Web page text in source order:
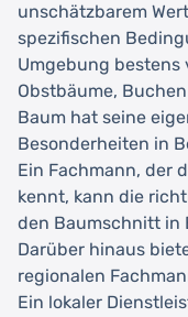
unschätzbarem
spezifischen
Umgebung bestens
Obstbäume,
Baum hat seine
Besonderheiten in
Ein Fachmann, der
kennt, kann die
den Baumschnitt in
Darüber hinaus
regionalen
Ein lokaler